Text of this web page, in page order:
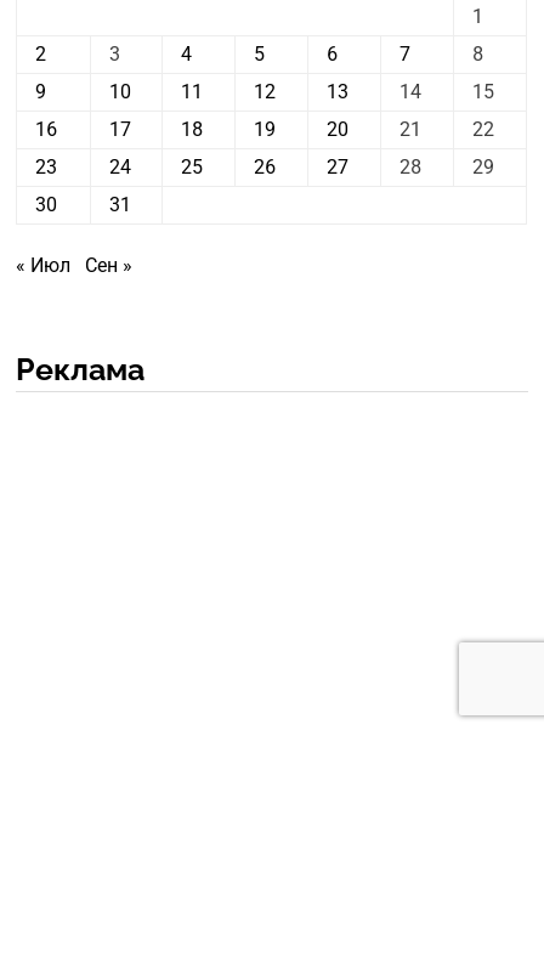
1
2
3 4 5 6 7
8
9
10 11 12 13 14
15
16
17 18 19 20 21
22
23
24 25 26 27 28
29
30
31
« Июл Сен »
Реклама